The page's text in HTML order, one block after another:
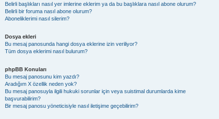
Belirli başlıkları nasıl yer imlerine eklerim ya da bu başlıklara nasıl abone olurum?
Belirli bir foruma nasıl abone olurum?
Aboneliklerimi nasıl silerim?
Dosya ekleri
Bu mesaj panosunda hangi dosya eklerine izin veriliyor?
Tüm dosya eklerimi nasıl bulurum?
phpBB Konuları
Bu mesaj panosunu kim yazdı?
Aradığım X özellik neden yok?
Bu mesaj panosuyla ilgili hukuki sorunlar için veya suistimal durumlarda kime
başvurabilirim?
Bir mesaj panosu yöneticisiyle nasıl iletişime geçebilirim?